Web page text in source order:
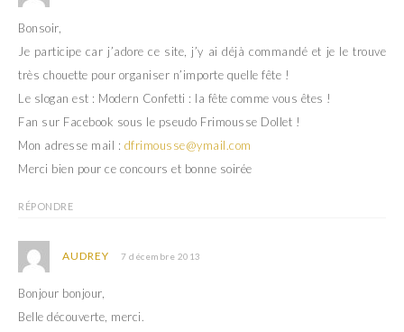
Bonsoir,
Je participe car j’adore ce site, j’y ai déjà commandé et je le trouve
très chouette pour organiser n’importe quelle fête !
Le slogan est : Modern Confetti : la fête comme vous êtes !
Fan sur Facebook sous le pseudo Frimousse Dollet !
Mon adresse mail : dfrimousse@ymail.com
Merci bien pour ce concours et bonne soirée
RÉPONDRE
AUDREY 7 décembre 2013
Bonjour bonjour,
Belle découverte, merci.